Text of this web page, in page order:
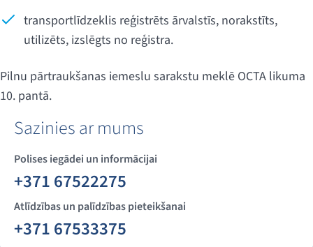
transportlīdzeklis reģistrēts ārvalstīs, norakstīts,
utilizēts, izslēgts no reģistra.
Pilnu pārtraukšanas iemeslu sarakstu meklē OCTA likuma
10. pantā.
Sazinies ar mums
Polises iegādei un informācijai
+371 67522275
Atlīdzības un palīdzības pieteikšanai
+371 67533375